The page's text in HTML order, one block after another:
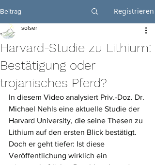
Beitrag Registrieren
Harvard-Studie zu Lithium:
Bestätigung oder
trojanisches Pferd?
solser
In diesem Video analysiert Priv.-Doz. Dr.
Michael Nehls eine aktuelle Studie der
Harvard University, die seine Thesen zu
Lithium auf den ersten Blick bestätigt.
Doch er geht tiefer: Ist diese
Veröffentlichung wirklich ein